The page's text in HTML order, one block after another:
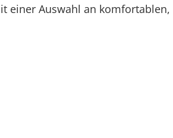
einer Auswahl an komfortablen,